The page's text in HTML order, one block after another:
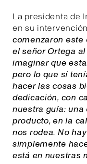
La presidenta de
en su
comenzaron este
el señor Ortega
imaginar que
pero lo que sí
hacer las cosas
dedicación, con
nuestra guía:
producto, en la
nos rodea. No
simplemente
está en nuestras